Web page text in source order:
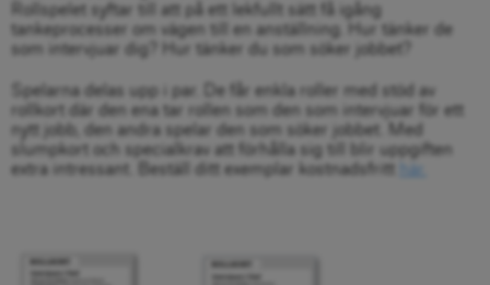
Rollspelet syftar till att på ett lekfullt sätt få igång
tankeprocesser om vägen till en anställning. Hur tänker de
som intervjuar dig? Hur tänker du som söker jobbet?
Spelarna delas upp i par. De får enkla roller med stöd av
rollkort där den ena tar rollen som den som intervjuar för ett
nytt jobb, den andra spelar den som söker jobbet. Med
slumpkort och specialkrav att förhålla sig till blir uppgiften
extra intressant. Beställ ditt exemplar kostnadsfritt